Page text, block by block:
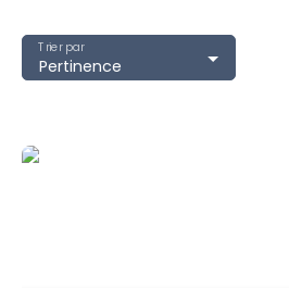
Pertinence
Trier par